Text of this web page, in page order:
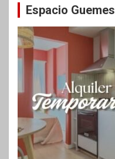
Espacio Guemes